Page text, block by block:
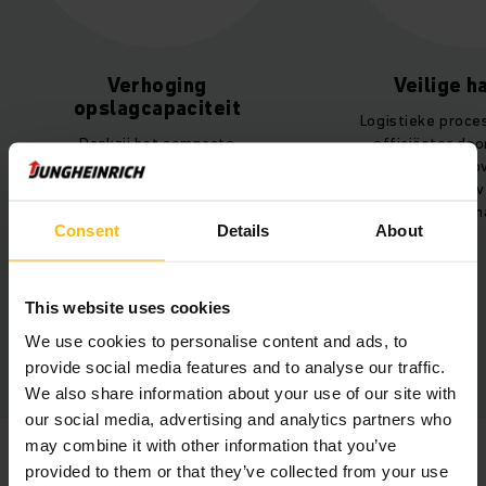
Consent Details About
This website uses cookies
We use cookies to personalise content and ads, to
provide social media features and to analyse our traffic.
We also share information about your use of our site with
our social media, advertising and analytics partners who
may combine it with other information that you’ve
provided to them or that they’ve collected from your use
Verhoging
opslagcapaciteit
Dankzij het compacte
shuttlemagazijn kunnen er meer
Veilige
Logistieke
efficiënter
sneller, maar
kunnen
kans op
JENS KORBO